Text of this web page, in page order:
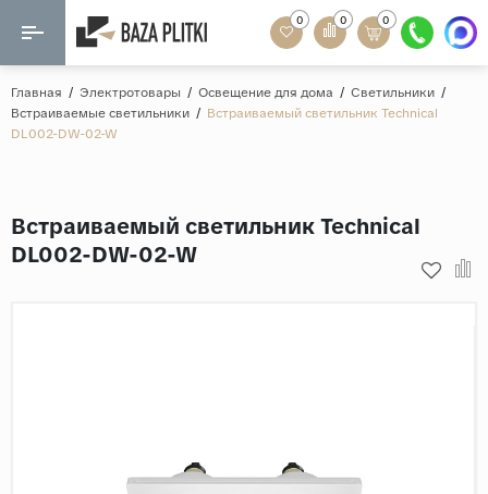
Назад
Керамогранит
Назад
20x120
Мрамор
Мозаика
0 0 0
Главная / Электротовары / Освещение для дома / Светильники /
Встраиваемые светильники / Встраиваемый светильник Technical
DL002-DW-02-W
Встраиваемый светильник Technical
DL002-DW-02-W